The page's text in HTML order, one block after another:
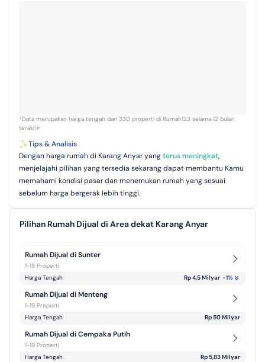
*Data merupakan harga tengah dari 330 properti di Rumah123 selama 12 bulan
terakhir
Tips & Analisis
Dengan harga rumah di Karang Anyar yangterus meningkat,
menjelajahi pilihan yang tersedia sekarang dapat membantu Kamu
memahami kondisi pasar dan menemukan rumah yang sesuai
sebelum harga bergerak lebih tinggi.
Pilihan Rumah Dijual di Area dekat Karang Anyar
Rumah Dijual di Sunter
1-19 Properti
Harga Tengah
Rp 4,5 Milyar -1%
Rumah Dijual di Menteng
1-19 Properti
Harga Tengah
Rp 50 Milyar
Rumah Dijual di Cempaka Putih
1-19 Properti
Harga Tengah
Rp 5,83 Milyar